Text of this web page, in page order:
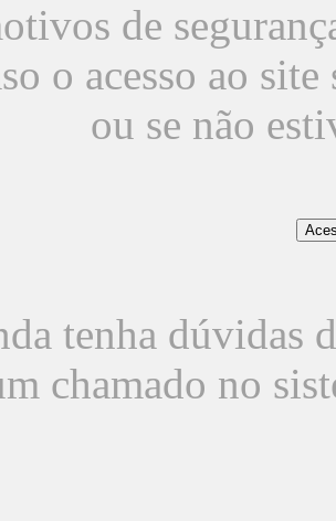
de
o acesso ao
ou se não
tenha dúvidas
chamado no